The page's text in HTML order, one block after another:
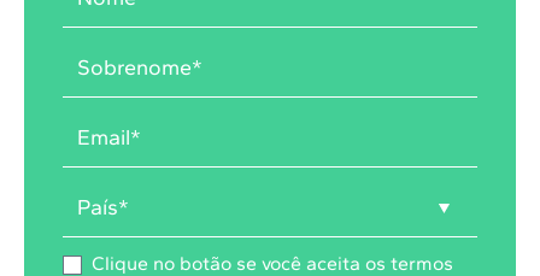
Clique no botão se você aceita os termos